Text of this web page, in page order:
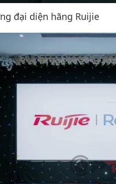
đại diện hãng Ruijie